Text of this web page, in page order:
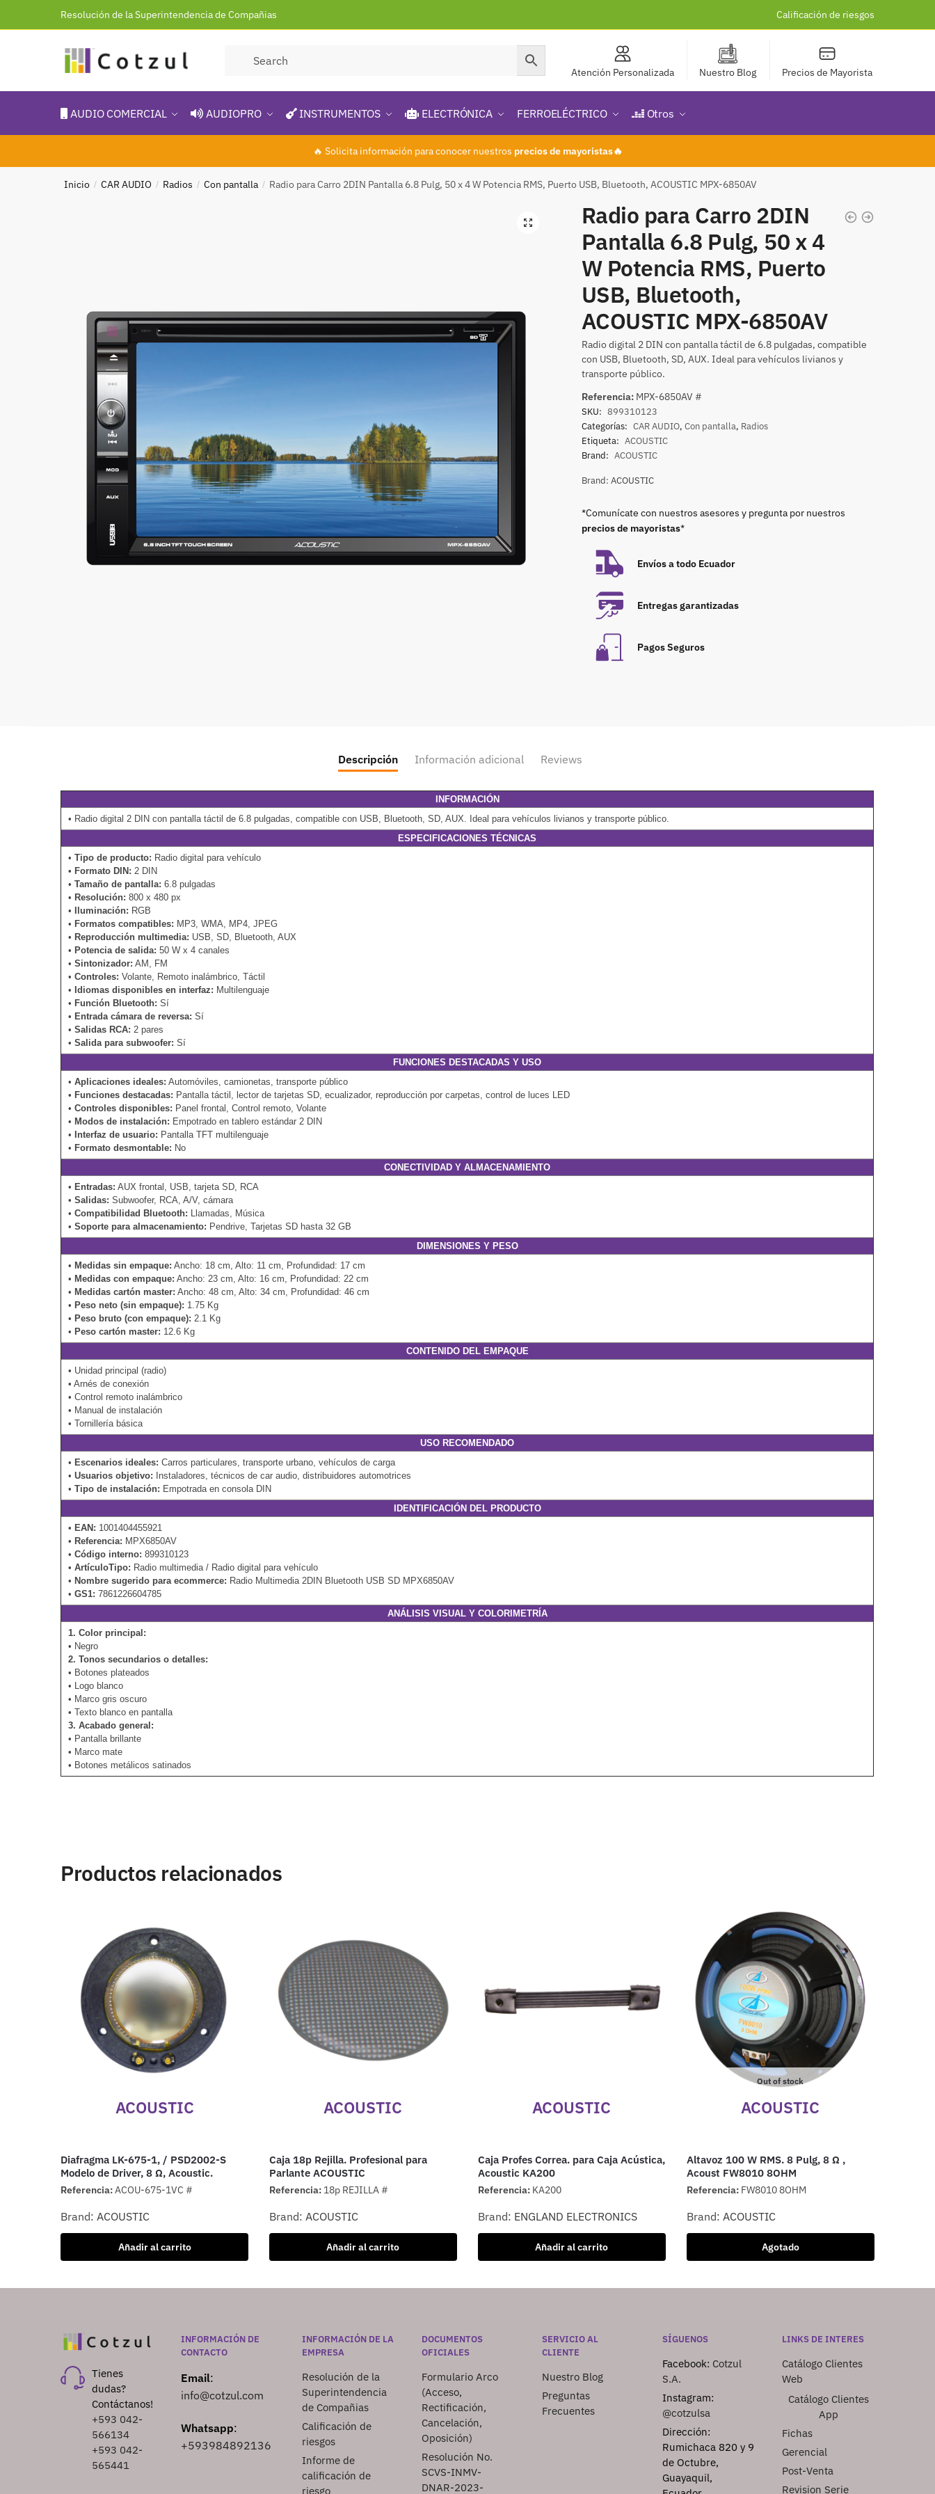
Resolución de la Superintendencia de Compañias Calificación de riesgos
Atención Personalizada Nuestro Blog Precios de Mayorista
AUDIO COMERCIAL AUDIOPRO INSTRUMENTOS ELECTRÓNICA FERROELÉCTRICO Otros
🔥 Solicita información para conocer nuestros precios de mayoristas🔥
Inicio / CAR AUDIO / Radios / Con pantalla / Radio para Carro 2DIN Pantalla 6.8 Pulg, 50 x 4 W Potencia RMS, Puerto USB, Bluetooth, ACOUSTIC MPX-6850AV
🔍
Radio para Carro 2DIN
Pantalla 6.8 Pulg, 50 x 4
W Potencia RMS, Puerto
USB, Bluetooth,
ACOUSTIC MPX-6850AV
Radio digital 2 DIN con pantalla táctil de 6.8 pulgadas, compatible
con USB, Bluetooth, SD, AUX. Ideal para vehículos livianos y
transporte público.
Referencia: MPX-6850AV #
SKU: 899310123
Categorías: CAR AUDIO, Con pantalla, Radios
Etiqueta: ACOUSTIC
Brand: ACOUSTIC
Brand: ACOUSTIC
*Comunícate con nuestros asesores y pregunta por nuestros
precios de mayoristas*
Envíos a todo Ecuador
Entregas garantizadas
Pagos Seguros
Descripción Información adicional Reviews
INFORMACIÓN
• Radio digital 2 DIN con pantalla táctil de 6.8 pulgadas, compatible con USB, Bluetooth, SD, AUX. Ideal para vehículos livianos y transporte público.
ESPECIFICACIONES TÉCNICAS
•Tipo de producto: Radio digital para vehículo
• Formato DIN: 2 DIN
•Tamaño de pantalla: 6.8 pulgadas
• Resolución: 800 x 480 px
•
Iluminación: RGB
• Formatos compatibles: MP3, WMA, MP4, JPEG
• Reproducción multimedia: USB, SD, Bluetooth, AUX
• Potencia de salida: 50 W x 4 canales
•Sintonizador: AM, FM
•Controles: Volante, Remoto inalámbrico, Táctil
• Idiomas disponibles en interfaz: Multilenguaje
• Función Bluetooth: Sí
• Entrada cámara de reversa: Sí
•Salidas RCA: 2 pares
•Salida para subwoofer: Sí
FUNCIONES DESTACADAS Y USO
•Aplicaciones ideales: Automóviles, camionetas, transporte público
• Funciones destacadas: Pantalla táctil, lector de tarjetas SD, ecualizador, reproducción por carpetas, control de luces LED
•Controles disponibles: Panel frontal, Control remoto, Volante
• Modos de instalación: Empotrado en tablero estándar 2 DIN
•
Interfaz de usuario: Pantalla TFT multilenguaje
• Formato desmontable: No
CONECTIVIDAD Y ALMACENAMIENTO
• Entradas: AUX frontal, USB, tarjeta SD, RCA
•Salidas: Subwoofer, RCA, A/V, cámara
•Compatibilidad Bluetooth: Llamadas, Música
•Soporte para almacenamiento: Pendrive, Tarjetas SD hasta 32 GB
DIMENSIONES Y PESO
• Medidas sin empaque: Ancho: 18 cm, Alto: 11 cm, Profundidad: 17 cm
• Medidas con empaque: Ancho: 23 cm, Alto: 16 cm, Profundidad: 22 cm
• Medidas cartón master: Ancho: 48 cm, Alto: 34 cm, Profundidad: 46 cm
• Peso neto (sin empaque): 1.75 Kg
• Peso bruto (con empaque): 2.1 Kg
• Peso cartón master: 12.6 Kg
CONTENIDO DEL EMPAQUE
• Unidad principal (radio)
• Arnés de conexión
• Control remoto inalámbrico
• Manual de instalación
• Tornillería básica
USO RECOMENDADO
• Escenarios ideales: Carros particulares, transporte urbano, vehículos de carga
•Usuarios objetivo: Instaladores, técnicos de car audio, distribuidores automotrices
•Tipo de instalación: Empotrada en consola DIN
IDENTIFICACIÓN DEL PRODUCTO
• EAN: 1001404455921
• Referencia: MPX6850AV
•Código interno: 899310123
•ArtículoTipo: Radio multimedia / Radio digital para vehículo
• Nombre sugerido para ecommerce: Radio Multimedia 2DIN Bluetooth USB SD MPX6850AV
•GS1: 7861226604785
ANÁLISIS VISUAL Y COLORIMETRÍA
1. Color principal:
• Negro
2. Tonos secundarios o detalles:
• Botones plateados
• Logo blanco
• Marco gris oscuro
• Texto blanco en pantalla
3. Acabado general:
• Pantalla brillante
• Marco mate
• Botones metálicos satinados
Productos relacionados
ACOUSTIC
Diafragma LK-675-1, / PSD2002-S
Modelo de Driver, 8 Ω, Acoustic.
Referencia:ACOU-675-1VC #
Brand: ACOUSTIC
Añadir al carrito
ACOUSTIC
Caja 18p Rejilla. Profesional para
Parlante ACOUSTIC
Referencia: 18p REJILLA #
Brand: ACOUSTIC
Añadir al carrito
ACOUSTIC
Caja Profes Correa. para Caja Acústica,
Acoustic KA200
Referencia: KA200
Brand: ENGLAND ELECTRONICS
Añadir al carrito
Out of stock
ACOUSTIC
Altavoz 100 W RMS. 8 Pulg, 8 Ω ,
Acoust FW8010 8OHM
Referencia: FW8010 8OHM
Brand: ACOUSTIC
Agotado
Tienes
dudas?
Contáctanos!
+593 042-
566134
+593 042-
565441
INFORMACIÓN DE
CONTACTO
Email:
info@cotzul.com
Whatsapp:
+593984892136
INFORMACIÓN DE LA
EMPRESA
Resolución de la
Superintendencia
de Compañias
Calificación de
riesgos
Informe de
calificación de
riesgo
DOCUMENTOS
OFICIALES
Formulario Arco
(Acceso,
Rectificación,
Cancelación,
Oposición)
Resolución No.
SCVS-INMV-
DNAR-2023-
SERVICIO AL
CLIENTE
Nuestro Blog
Preguntas
Frecuentes
SÍGUENOS
Facebook: Cotzul
S.A.
Instagram:
@cotzulsa
Dirección:
Rumichaca 820 y 9
de Octubre,
Guayaquil,
LINKS DE INTERES
Catálogo Clientes
Web
Catálogo Clientes
App
Fichas
Gerencial
Post-Venta
Revision Serie